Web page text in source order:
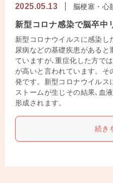
2025.05.13 脳梗塞・心
新型コロナ感染で脳卒中
新型コロナウイルスに感染し
尿病などの基礎疾患がある
ていますが､重症化した方で
が高いと言われています。そ
発です。新型コロナウイルス
ストームが生じその結果､血
形成されます。
続き